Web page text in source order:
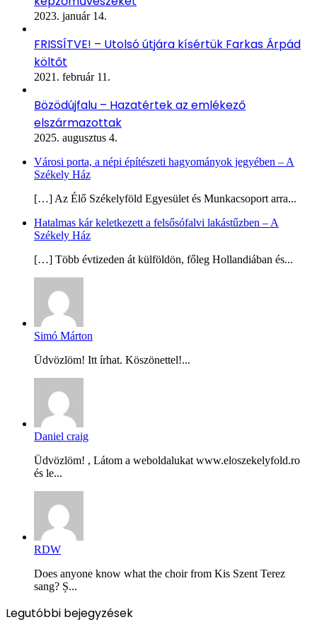
2023. január 14.
FRISSÍTVE! – Utolsó útjára kísértük Farkas Árpád
költőt
2021. február 11.
Bözödújfalu – Hazatértek az emlékező
elszármazottak
2025. augusztus 4.
Városi porta, a népi építészeti hagyományok jegyében – A
Székely Ház
[…] Az Élő Székelyföld Egyesület és Munkacsoport arra...
Hatalmas kár keletkezett a felsősófalvi lakástűzben – A
Székely Ház
[…] Több évtizeden át külföldön, főleg Hollandiában és...
Simó Márton
Üdvözlöm! Itt írhat. Köszönettel!...
Daniel craig
Üdvözlöm! , Látom a weboldalukat www.eloszekelyfold.ro
és le...
RDW
Does anyone know what the choir from Kis Szent Terez
sang? Ș...
Legutóbbi bejegyzések